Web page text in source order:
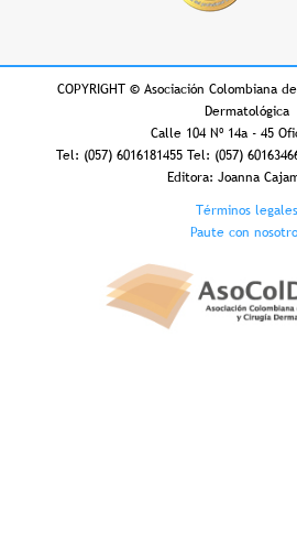
COPYRIGHT © Asociación Colombiana
Dermatológica
Calle 104 Nº 14a - 45
Tel: (057) 6016181455 Tel: (057)
Editora: Joanna
Términos legales
Paute con